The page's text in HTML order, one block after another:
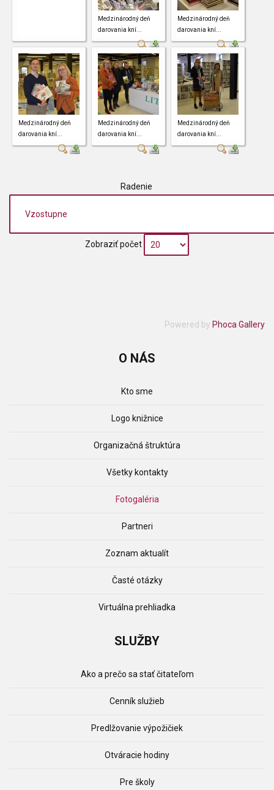
Medzinárodný deň
darovania kní...
Medzinárodný deň
darovania kní...
Medzinárodný deň
darovania kní...
Medzinárodný deň
darovania kní...
Medzinárodný deň
darovania kní...
Radenie
Zobraziť počet
Powered by Phoca Gallery
O NÁS
Kto sme
Logo knižnice
Organizačná štruktúra
Všetky kontakty
Fotogaléria
Partneri
Zoznam aktualít
Časté otázky
Virtuálna prehliadka
SLUŽBY
Ako a prečo sa stať čitateľom
Cenník služieb
Predlžovanie výpožičiek
Otváracie hodiny
Pre školy